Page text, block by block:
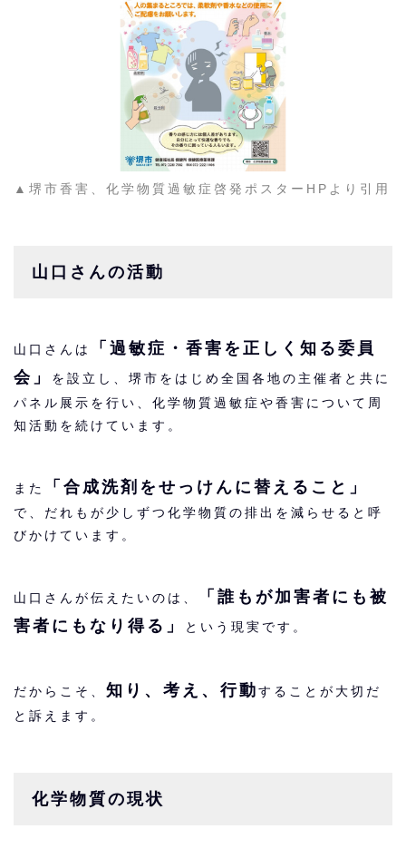
▲堺市香害、化学物質過敏症啓発ポスターHPより引用
山口さんの活動
山口さんは
「過敏症・香害を正しく知る委員
会」
を設立し、堺市をはじめ全国各地の主催者と共に
パネル展示を行い、化学物質過敏症や香害について周
知活動を続けています。
また 「合成洗剤をせっけんに替えること」
で、だれもが少しずつ化学物質の排出を減らせると呼
びかけています。
山口さんが伝えたいのは、
「誰もが加害者にも被
害者にもなり得る」
という現実です。
だからこそ、 知り、考え、行動することが大切だ
と訴えます。
化学物質の現状